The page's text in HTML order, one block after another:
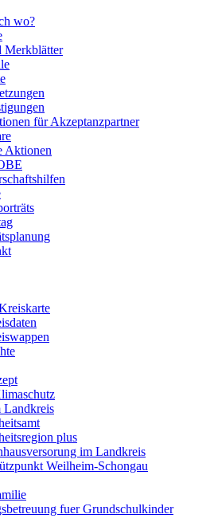
wo?
Merkblätter
für Akzeptanzpartner
Aktionen
Landkreis
plus
im Landkreis
Weilheim-Schongau
fuer Grundschulkinder